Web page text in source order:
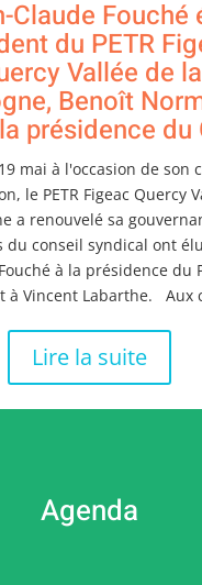
Claude Fouché
du PETR
Vallée de la
Benoît
présidence du
mai à l'occasion de son
le PETR Figeac Quercy
a renouvelé sa
du conseil syndical ont
à la présidence du
à Vincent Labarthe. Aux
Lire la suite
Agenda